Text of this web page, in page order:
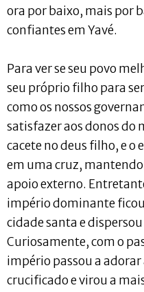
ora por baixo, mais por
confiantes em Yavé.
Para ver se seu povo
seu próprio filho para
como os nossos
satisfazer aos donos do
cacete no deus filho, e o
em uma cruz,
apoio externo.
império dominante
cidade santa e
Curiosamente, com o
império passou a
crucificado e virou a